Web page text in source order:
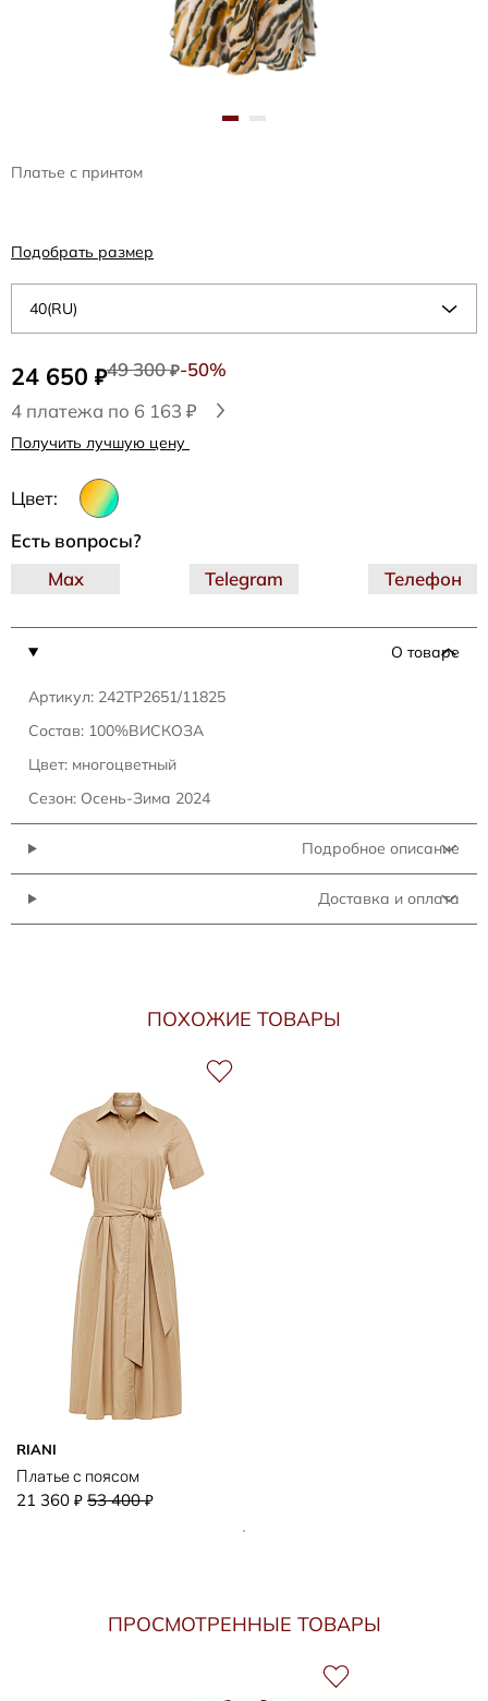
Платье с принтом
24 650 ₽49 300₽-50%
4 платежа по 6 163 ₽
Получить лучшую цену
Цвет:
40(RU)
Подобрать размер
О товаре
Артикул: 242TP2651/11825
Состав: 100%ВИСКОЗА
Цвет: многоцветный
Сезон: Осень-Зима 2024
Подробное описание
Доставка и оплата
Есть вопросы?
Telegram
Max Телефон
ПОХОЖИЕ ТОВАРЫ
RIANI
Платье с поясом
21 360 ₽ 53 400₽
ПРОСМОТРЕННЫЕ ТОВАРЫ